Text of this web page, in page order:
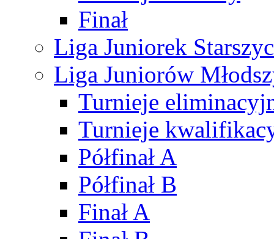
Finał
Liga Juniorek
Liga Juniorów
Turnieje
Turnieje
Półfinał A
Półfinał B
Finał A